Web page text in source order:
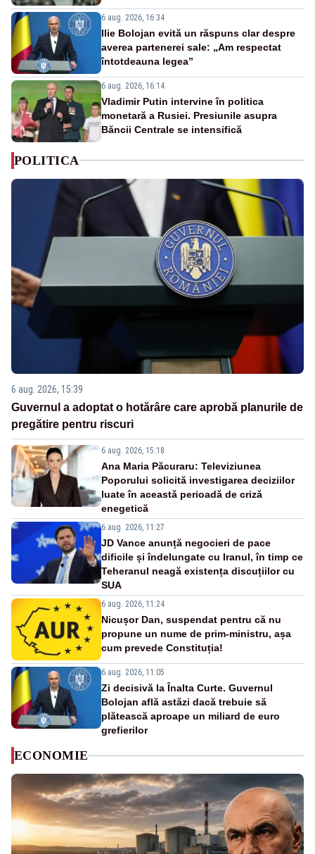
6 aug. 2026, 16:34
Ilie Bolojan evită un răspuns clar despre
averea partenerei sale: „Am respectat
întotdeauna legea”
6 aug. 2026, 16:14
Vladimir Putin intervine în politica
monetară a Rusiei. Presiunile asupra
Băncii Centrale se intensifică
POLITICA
6 aug. 2026, 15:39
Guvernul a adoptat o hotărâre care aprobă planurile de
pregătire pentru riscuri
6 aug. 2026, 15:18
Ana Maria Păcuraru: Televiziunea
Poporului solicită investigarea deciziilor
luate în această perioadă de criză
enegetică
6 aug. 2026, 11:27
JD Vance anunță negocieri de pace
dificile și îndelungate cu Iranul, în timp ce
Teheranul neagă existența discuțiilor cu
SUA
6 aug. 2026, 11:24
Nicușor Dan, suspendat pentru că nu
propune un nume de prim-ministru, așa
cum prevede Constituția!
6 aug. 2026, 11:05
Zi decisivă la Înalta Curte. Guvernul
Bolojan află astăzi dacă trebuie să
plătească aproape un miliard de euro
grefierilor
ECONOMIE